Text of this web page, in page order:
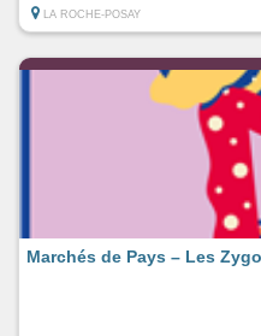
LA ROCHE-POSAY
Marchés de Pays – Les